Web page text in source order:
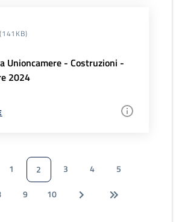
(141KB)
Unioncamere - Costruzioni -
2024
1 2 3 4
5
9 10